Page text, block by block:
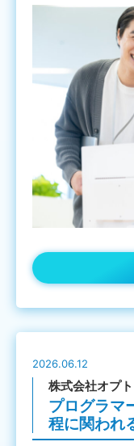
2026.06.12
株式会社オプ
プログラマ
程に関われ